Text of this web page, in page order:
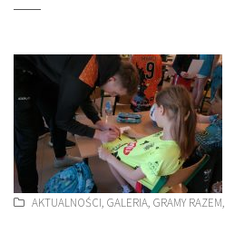
AKTUALNOŚCI, GALERIA, GRAMY RAZEM,